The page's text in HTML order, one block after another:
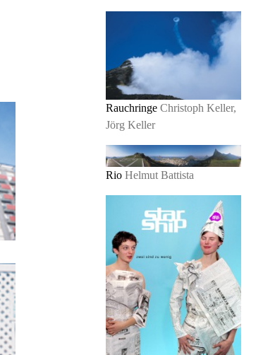
Rauchringe Christoph Keller,
Jörg Keller
Rio Helmut Battista